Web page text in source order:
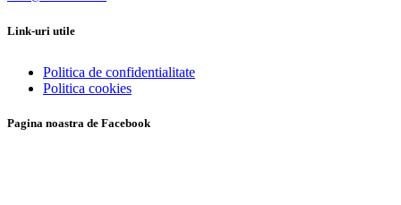
Link-uri utile
Politica de confidentialitate
Politica cookies
Pagina noastra de Facebook